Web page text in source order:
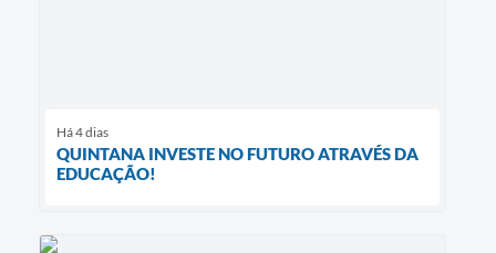
Há 4 dias
QUINTANA INVESTE NO FUTURO ATRAVÉS DA
EDUCAÇÃO!